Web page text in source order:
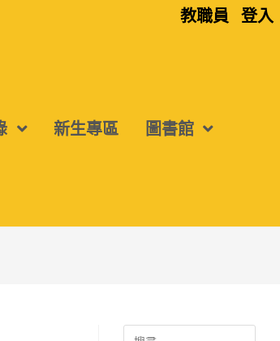
教職員 登入
新生專區 圖書館
Search